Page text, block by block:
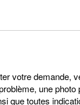
votre demande,
une photo
que toutes